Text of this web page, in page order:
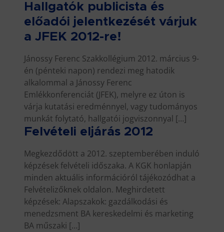
Hallgatók publicista és
előadói jelentkezését várjuk
a JFEK 2012-re!
Jánossy Ferenc Szakkollégium 2012. március 9-
én (pénteki napon) rendezi meg hatodik
alkalommal a Jánossy Ferenc
Emlékkonferenciát (JFEK), melyre ez úton is
várja kutatási eredménnyel, vagy tudományos
munkát folytató, hallgatói jogviszonnyal […]
Felvételi eljárás 2012
Megkezdődött a 2012. szeptemberében induló
képzések felvételi időszaka. A KGK honlapján
minden aktuális információról tájékozódhat a
Felvételizőknek oldalon. Meghirdetett
képzések: Alapszakok: gazdálkodási és
menedzsment BA kereskedelmi és marketing
BA műszaki […]